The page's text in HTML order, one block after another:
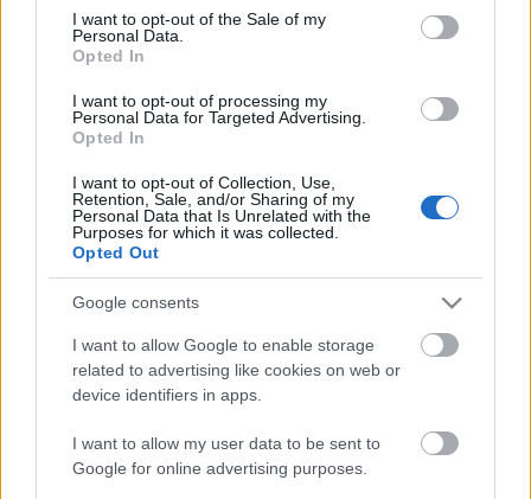
consent section.
I want to opt-out of the Sale of my
Personal Data.
Opted In
I want to opt-out of processing my
Personal Data for Targeted Advertising.
Opted In
I want to opt-out of Collection, Use,
Retention, Sale, and/or Sharing of my
Personal Data that Is Unrelated with the
Purposes for which it was collected.
Opted Out
Google consents
I want to allow Google to enable storage
related to advertising like cookies on web or
device identifiers in apps.
I want to allow my user data to be sent to
Google for online advertising purposes.
AZ EMBERSÉG ÜNNEPE
A bejegyzés trackback címe: